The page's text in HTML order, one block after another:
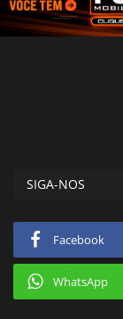
SIGA-NOS
Facebook
WhatsApp